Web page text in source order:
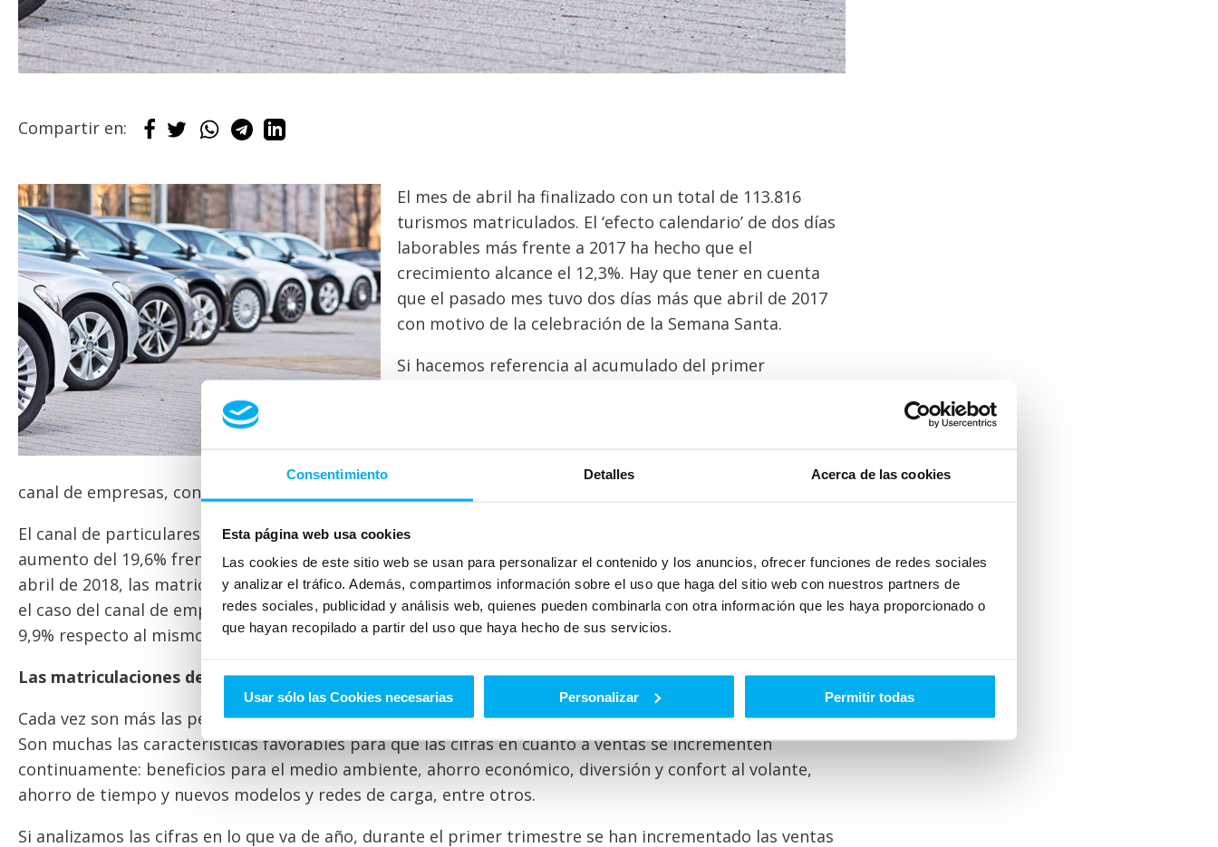
Consentimiento Detalles Acerca de las cookies
Esta página web usa cookies
Las cookies de este sitio web se usan para personalizar el contenido y los anuncios, ofrecer funciones de redes sociales
y analizar el tráfico. Además, compartimos información sobre el uso que haga del sitio web con nuestros partners de
redes sociales, publicidad y análisis web, quienes pueden combinarla con otra información que les haya proporcionado o
que hayan recopilado a partir del uso que haya hecho de sus servicios.
Usar sólo las Cookies necesarias Personalizar Permitir todas
Compartir en:
El mes de abril ha finalizado con un total de 113.816
turismos matriculados. El ‘efecto calendario’ de dos días
laborables más frente a 2017 ha hecho que el
crecimiento alcance el 12,3%. Hay que tener en cuenta
que el pasado mes tuvo dos días más que abril de 2017
con motivo de la celebración de la Semana Santa.
Si hacemos referencia al acumulado del primer
periodo todos los canales han cerrado en positivo. El
canal de empresas, con un 15,6% de crecimiento, es el que mayor incremento porcentual ha logrado.
El canal de particulares ha registrado en el mes de abril 52.980 matriculaciones, lo que supone un
aumento del 19,6% frente al mismo mes del año pasado. Y en lo que respecta al acumulado de enero a
abril de 2018, las matriculaciones de particulares suben un 10,1% hasta llegar a las 212.837 unidades. En
el caso del canal de empresas, se han alcanzado las 31.252 matriculaciones en abril con una subida del
9,9% respecto al mismo mes de 2017.
Las matriculaciones de vehículos eléctricos e híbridos también suben
Cada vez son más las personas que se convencen a la hora de comprar un vehículo híbrido o eléctrico.
Son muchas las características favorables para que las cifras en cuanto a ventas se incrementen
continuamente: beneficios para el medio ambiente, ahorro económico, diversión y confort al volante,
ahorro de tiempo y nuevos modelos y redes de carga, entre otros.
Si analizamos las cifras en lo que va de año, durante el primer trimestre se han incrementado las ventas